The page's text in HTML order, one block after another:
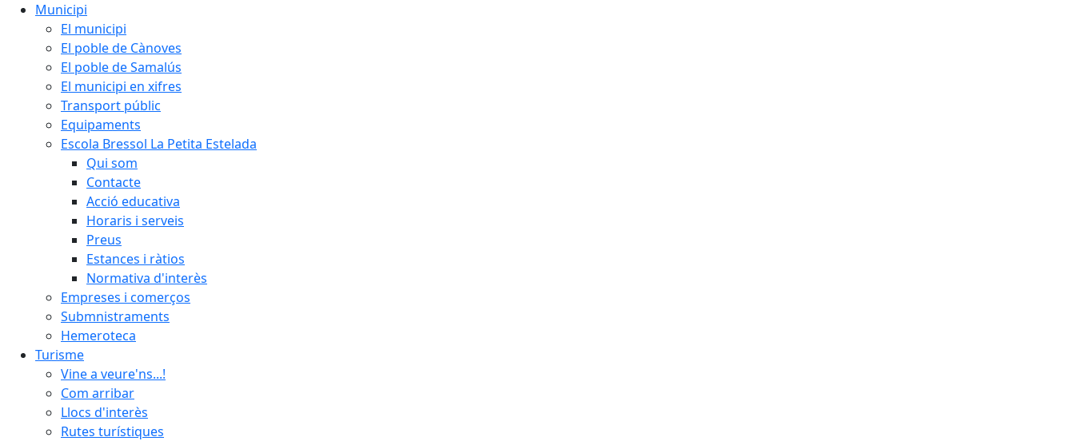
Municipi
El municipi
El poble de Cànoves
El poble de Samalús
El municipi en xifres
Transport públic
Equipaments
Escola Bressol La Petita Estelada
Qui som
Contacte
Acció educativa
Horaris i serveis
Preus
Estances i ràtios
Normativa d'interès
Empreses i comerços
Submnistraments
Hemeroteca
Turisme
Vine a veure'ns...!
Com arribar
Llocs d'interès
Rutes turístiques